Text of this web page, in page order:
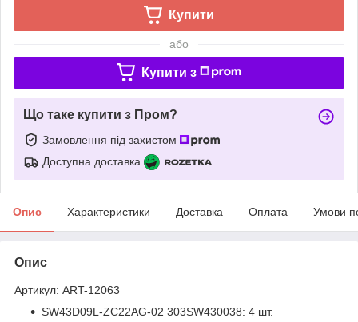
Купити
або
Купити з
Що таке купити з Пром?
Замовлення під захистом
Доступна доставка
Опис Характеристики Доставка Оплата Умови
Опис
Артикул: ART-12063
SW43D09L-ZC22AG-02 303SW430038: 4 шт.